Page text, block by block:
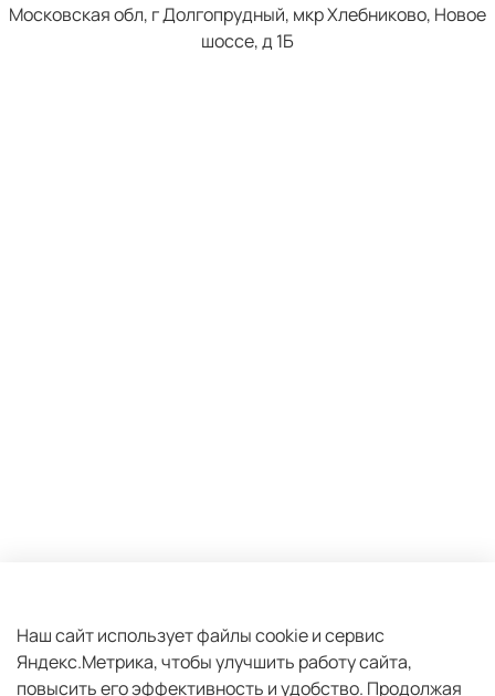
Московская обл, г Долгопрудный, мкр Хлебниково, Новое
шоссе, д 1Б
Пользовательское соглашение
Условия обмена и возврата
Наш сайт использует файлы cookie и сервис
Яндекс.Метрика, чтобы улучшить работу сайта,
повысить его эффективность и удобство. Продолжая